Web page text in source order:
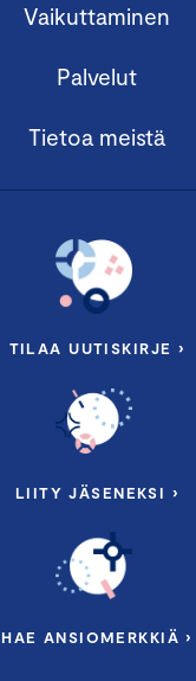
Vaikuttaminen
Palvelut
Tietoa meistä
TILAA UUTISKIRJE ›
LIITY JÄSENEKSI ›
HAE ANSIOMERKKIÄ ›